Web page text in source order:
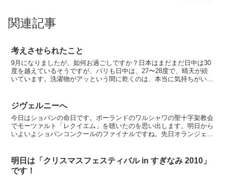
関連記事
考えさせられたこと
9月になりましたが、如何お過ごしですか？日本はまだまだ日中は30
度を越えているそうですが、パリも日中は、27〜28度で、晴天が続
いています。洗濯物がアッという間に乾くのは、本当に気持ちがいい
ジヴェルニーへ
今日はショパンの命日です。ポーランドのワルシャワの聖十字架教会
でモーツァルト「レクイエム」を聴いたのを思い出します。明日から
いよいよショパンコンクールのファイナルですね。先日オランジェリ
明日は「クリスマスフェスティバル in すぎなみ 2010」
です！